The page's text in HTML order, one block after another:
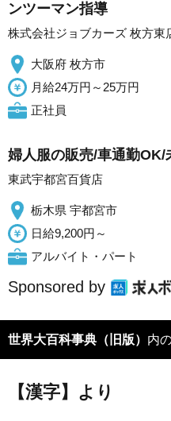
ンツーマン指導
株式会社ジョブカーズ 枚方東
大阪府 枚方市
月給24万円～25万円
正社員
婦人服の販売/車通勤
東武宇都宮百貨店
栃木県 宇都宮市
日給9,200円～
アルバイト・パート
Sponsored by
世界大百科事典（旧版） 内
【漢字】より